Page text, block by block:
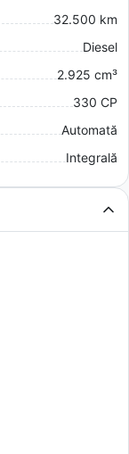
32.500 km
Diesel
2.925 cm³
330 CP
Automată
Integrală